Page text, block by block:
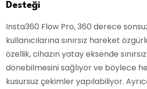
Desteği
Insta360 Flow Pro, 360 derece
kullanıcılarına sınırsız hareket
özellik, cihazın yatay eksende
dönebilmesini sağlıyor ve böylece
kusursuz çekimler yapılabiliyor.